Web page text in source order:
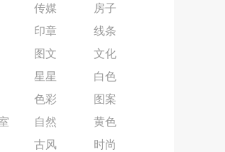
传媒
房子
印章
线条
图文
文化
星星
白色
色彩
图案
自然
黄色
古风
时尚